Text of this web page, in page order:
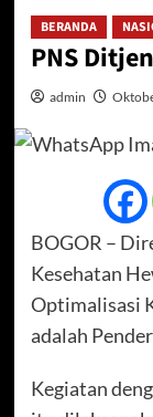
BERANDA
PNS
admin
BOGOR –
Kesehatan
Optimalisasi
adalah
Kegiatan